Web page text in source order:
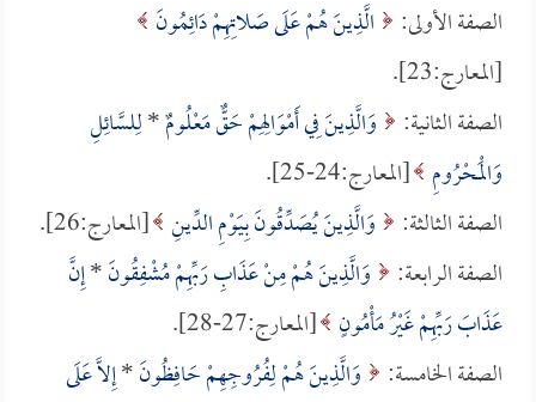
الصفة الأولى:
الَّذِينَ هُمْ عَلَى صَلاتِهِمْ دَائِمُونَ
[المعارج:23].
الصفة الثانية:
وَالَّذِينَ فِي أَمْوَالِهِمْ حَقٌّ مَعْلُومٌ*لِلسَّائِلِ
وَالْمَحْرُومِ [المعارج:24-25].
الصفة الثالثة:
وَالَّذِينَ يُصَدِّقُونَ بِيَوْمِ الدِّينِ [المعارج:26].
الصفة الرابعة:
وَالَّذِينَ هُمْ مِنْ عَذَابِ رَبِّهِمْ مُشْفِقُونَ*إِنَّ
عَذَابَ رَبِّهِمْ غَيْرُ مَأْمُونٍ [المعارج:27-28].
الصفة الخامسة:
وَالَّذِينَ هُمْ لِفُرُوجِهِمْ حَافِظُونَ*إِلاَّ عَلَى